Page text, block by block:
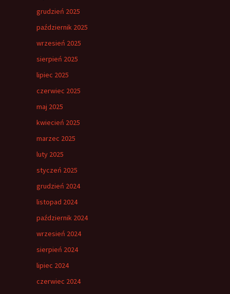
grudzień 2025
październik 2025
wrzesień 2025
sierpień 2025
lipiec 2025
czerwiec 2025
maj 2025
kwiecień 2025
marzec 2025
luty 2025
styczeń 2025
grudzień 2024
listopad 2024
październik 2024
wrzesień 2024
sierpień 2024
lipiec 2024
czerwiec 2024